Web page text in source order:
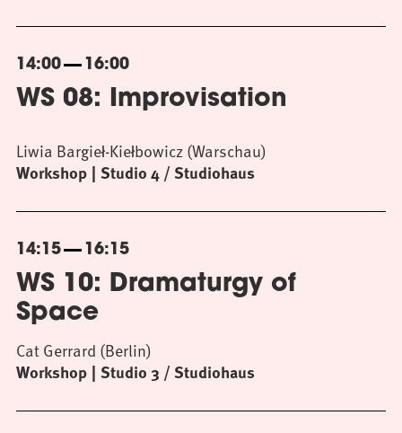
14:00 16:00
WS 08: Improvisation
Workshop Studio 4 / Studiohaus
Liwia Bargieł-Kiełbowicz (Warschau)
14:15 16:15
WS 10: Dramaturgy of
Space
Workshop Studio 3 / Studiohaus
Cat Gerrard (Berlin)